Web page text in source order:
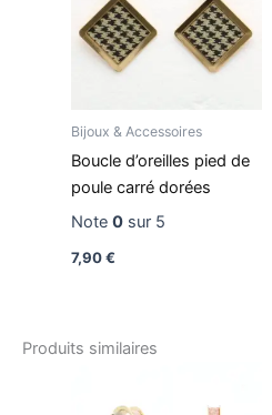
Bijoux & Accessoires
Boucle d’oreilles pied de
poule carré dorées
Note 0sur 5
7,90€
Produits similaires